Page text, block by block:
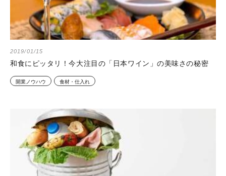
2019/01/15
和食にピッタリ！今大注目の「日本ワイン」の美味さの秘密
開業ノウハウ 食材・仕入れ